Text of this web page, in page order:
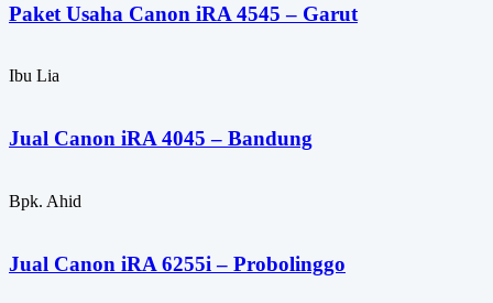
Paket Usaha Canon iRA 4545 – Garut
Ibu Lia
Jual Canon iRA 4045 – Bandung
Bpk. Ahid
Jual Canon iRA 6255i – Probolinggo